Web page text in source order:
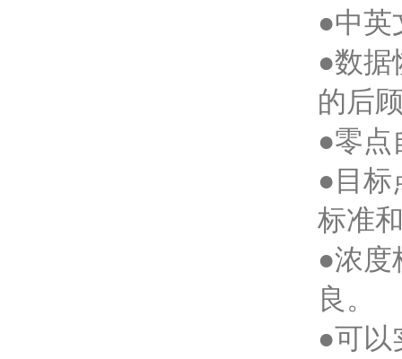
●中英
●数据
的后
●零点
●目标
标准
●浓度
良。
●可以